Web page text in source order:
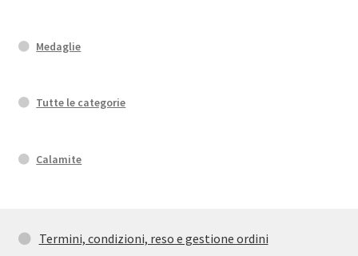
Medaglie
Tutte le categorie
Calamite
Termini, condizioni, reso e gestione ordini